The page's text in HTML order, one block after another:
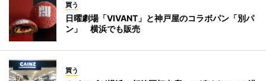
買う
日曜劇場「VIVANT」と神戸屋のコラボパン「別パ
ン」 横浜でも販売
買う